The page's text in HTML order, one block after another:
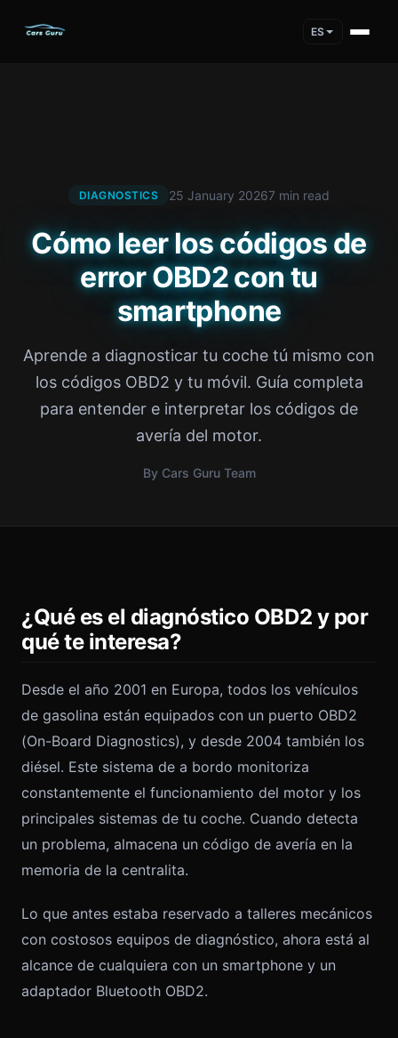
ES
DIAGNOSTICS 25 January 20267 min read
Cómo leer los códigos de
error OBD2 con tu
smartphone
Aprende a diagnosticar tu coche tú mismo con
los códigos OBD2 y tu móvil. Guía completa
para entender e interpretar los códigos de
avería del motor.
By Cars Guru Team
¿Qué es el diagnóstico OBD2 y por
qué te interesa?
Desde el año 2001 en Europa, todos los vehículos
de gasolina están equipados con un puerto OBD2
(On-Board Diagnostics), y desde 2004 también los
diésel. Este sistema de a bordo monitoriza
constantemente el funcionamiento del motor y los
principales sistemas de tu coche. Cuando detecta
un problema, almacena un código de avería en la
memoria de la centralita.
Lo que antes estaba reservado a talleres mecánicos
con costosos equipos de diagnóstico, ahora está al
alcance de cualquiera con un smartphone y un
adaptador Bluetooth OBD2.